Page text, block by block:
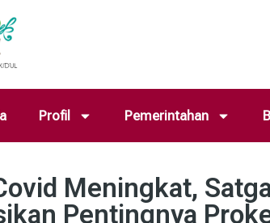
Profil Pemerintahan
Meningkat,
Pentingnya